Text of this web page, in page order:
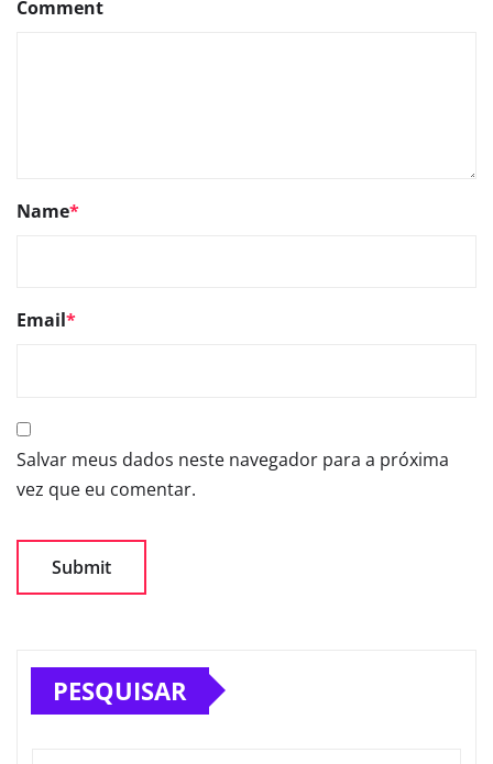
Comment
Name*
Email*
Salvar meus dados neste navegador para a próxima
vez que eu comentar.
PESQUISAR